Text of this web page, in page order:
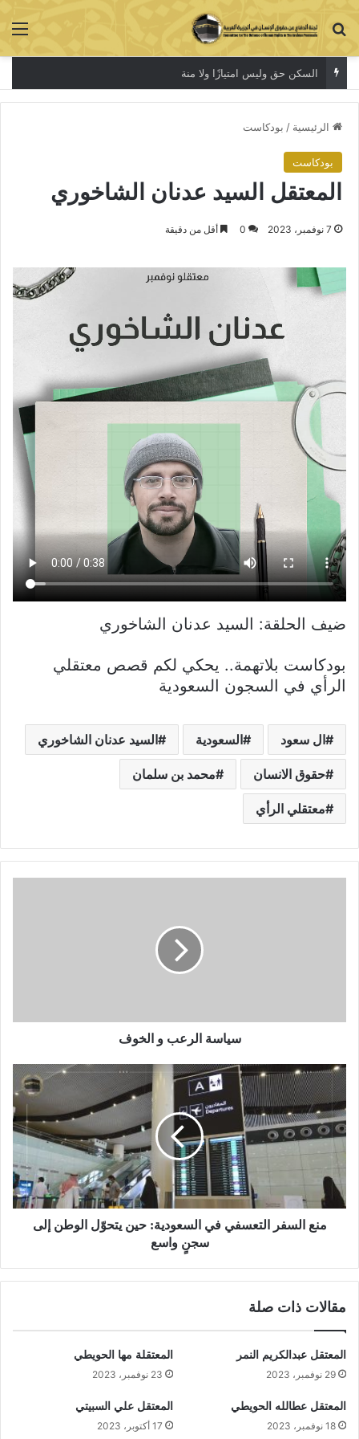
بحث عن
السكن حق وليس امتيازًا ولا منة
الرئيسية / بودكاست
بودكاست
المعتقل السيد عدنان الشاخوري
7 نوفمبر، 2023 0 أقل من دقيقة
ضيف الحلقة: السيد عدنان الشاخوري
بودكاست بلاتهمة.. يحكي لكم قصص معتقلي
الرأي في السجون السعودية
ال سعود السعودية السيد عدنان الشاخوري
حقوق الانسان محمد بن سلمان
معتقلي الرأي
سياسة الرعب و الخوف
منع السفر التعسفي في السعودية: حين يتحوّل الوطن إلى
سجنٍ واسع
مقالات ذات صلة
المعتقل عبدالكريم النمر
29 نوفمبر، 2023
المعتقلة مها الحويطي
23 نوفمبر، 2023
المعتقل عطالله الحويطي
18 نوفمبر، 2023
المعتقل علي السبيتي
17 أكتوبر، 2023